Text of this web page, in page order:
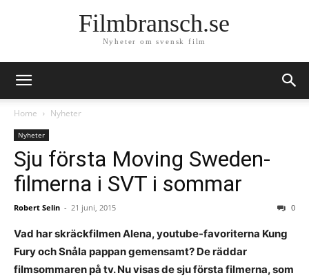
Filmbransch.se
Nyheter om svensk film
Home Nyheter
Nyheter
Sju första Moving Sweden-
filmerna i SVT i sommar
Robert Selin - 21 juni, 2015 0
Vad har skräckfilmen Alena, youtube-favoriterna Kung
Fury och Snåla pappan gemensamt? De räddar
filmsommaren på tv. Nu visas de sju första filmerna, som